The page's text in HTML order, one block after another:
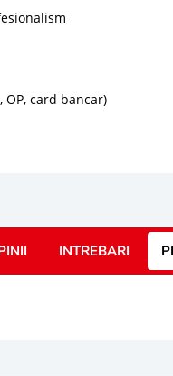
card bancar)
INTREBARI